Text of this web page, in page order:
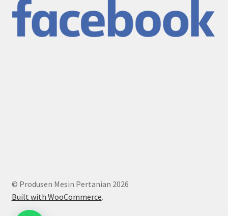
© Produsen Mesin Pertanian 2026
Built with WooCommerce.